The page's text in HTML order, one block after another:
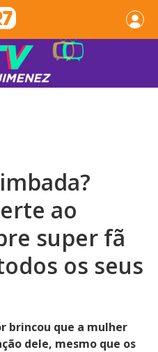
ao
super fã
os seus
brincou que a mulher
dele, mesmo que os